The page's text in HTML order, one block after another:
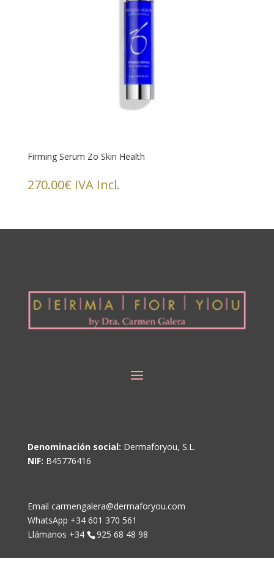
Firming Serum Zo Skin Health
270.00€ IVA Incl.
Denominación social: Dermaforyou, S.L.
NIF: B45776416
Email carmengalera@dermaforyou.com
WhatsApp +34 601 370 561
Llámanos +34
925 68 48 98